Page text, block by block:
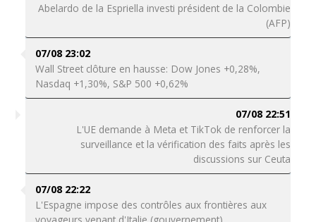
Abelardo de la Espriella investi président de la Colombie
(AFP)
07/08 23:02
Wall Street clôture en hausse: Dow Jones +0,28%,
Nasdaq +1,30%, S&P 500 +0,62%
07/08 22:51
L'UE demande à Meta et TikTok de renforcer la
surveillance et la vérification des faits après les
discussions sur Ceuta
07/08 22:22
L'Espagne impose des contrôles aux frontières aux